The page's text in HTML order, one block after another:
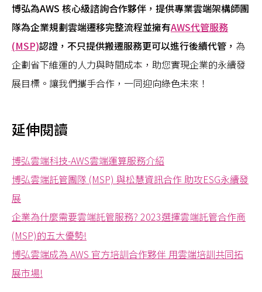
博弘為AWS 核心級諮詢合作夥伴，提供專業雲端架構師團
隊為企業規劃雲端遷移完整流程並擁有AWS代管服務
(MSP)認證，不只提供搬遷服務更可以進行後續代管， 為
企劃省下維運的人力與時間成本，助您實現企業的永續發
展目標。讓我們攜手合作，一同迎向綠色未來！
延伸閱讀
博弘雲端科技-AWS雲端運算服務介紹
博弘雲端託管團隊 (MSP) 與松慧資訊合作 助攻ESG永續發
展
企業為什麼需要雲端託管服務? 2023選擇雲端託管合作商
(MSP)的五大優勢!
博弘雲端成為 AWS 官方培訓合作夥伴 用雲端培訓共同拓
展市場!